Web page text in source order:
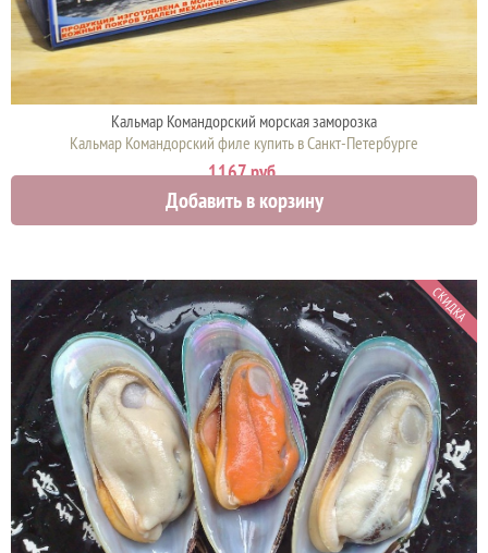
Кальмар Командорский морская заморозка
Кальмар Командорский филе купить в Санкт-Петербурге
1167 руб.
Добавить в корзину
СКИДКА